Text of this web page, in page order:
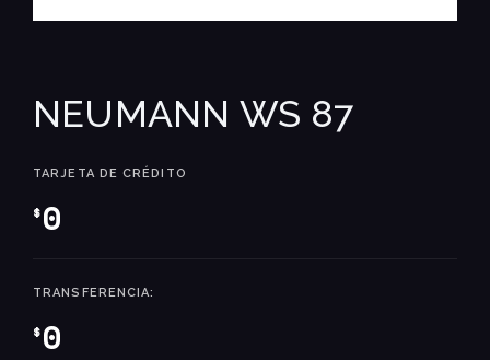
NEUMANN WS 87
$0
TARJETA DE CRÉDITO
$0
TRANSFERENCIA: